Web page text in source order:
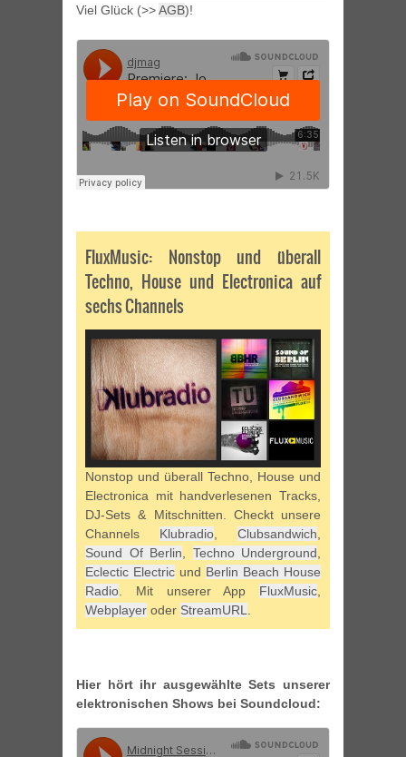
Viel Glück (>>AGB)!
FluxMusic: Nonstop und überall
Techno, House und Electronica auf
sechs Channels
Nonstop und überall Techno, House und
Electronica mit handverlesenen Tracks,
DJ-Sets & Mitschnitten. Checkt unsere
Channels Klubradio Clubsandwich
Sound Of Berlin
Techno Underground
Eclectic Electric und Berlin Beach House
Radio . Mit unserer App FluxMusic
Webplayer oder StreamURL
Hier hört ihr ausgewählte Sets unserer
elektronischen Shows bei Soundcloud: